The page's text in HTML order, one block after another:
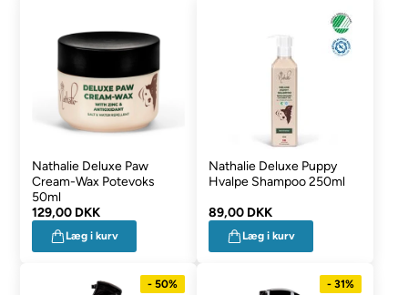
Nathalie Deluxe Paw
Cream-Wax Potevoks
50ml
129,00 DKK
Læg i kurv
Nathalie Deluxe Puppy
Hvalpe Shampoo 250ml
89,00 DKK
Læg i kurv
- 50% - 31%